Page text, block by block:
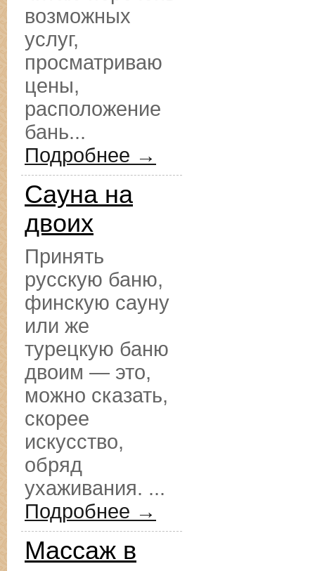
возможных
услуг,
просматриваю
цены,
расположение
бань...
Подробнее →
Сауна на
двоих
Принять
русскую баню,
финскую сауну
или же
турецкую баню
двоим — это,
можно сказать,
скорее
искусство,
обряд
ухаживания. ...
Подробнее →
Массаж в